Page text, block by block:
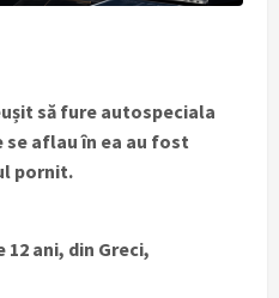
să fure autospeciala
se aflau în ea au fost
pornit.
12 ani, din Greci,